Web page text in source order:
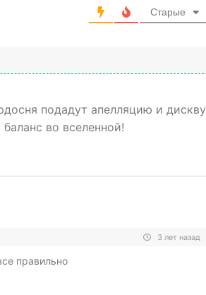
Старые
подадут апелляцию и дискву
во вселенной!
3 лет назад
правильно